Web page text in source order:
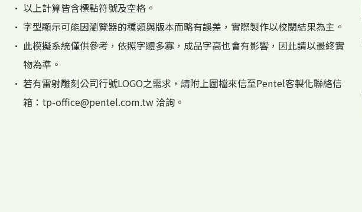
• 以上計算皆含標點符號及空格。
• 字型顯示可能因瀏覽器的種類與版本而略有誤差，實際製作以校閱結果為主。
• 此模擬系統僅供參考，依照字體多寡，成品字高也會有影響，因此請以最終實
物為準。
• 若有雷射雕刻公司行號LOGO之需求，請附上圖檔來信至Pentel客製化聯絡信
箱： tp-office@pentel.com.tw 洽詢。